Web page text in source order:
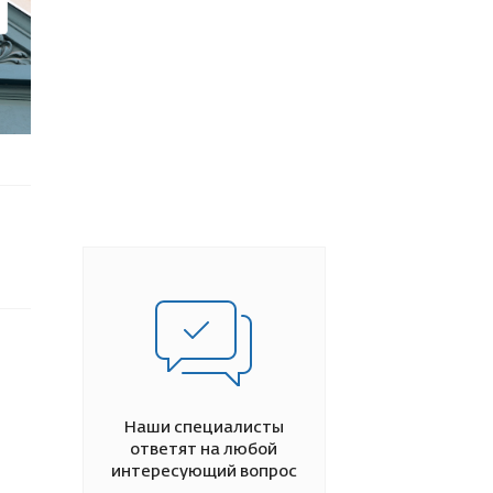
Наши специалисты
ответят на любой
интересующий вопрос